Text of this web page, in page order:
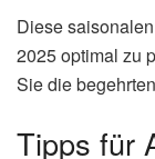
Diese
2025 optimal zu
Sie die
Tipps für